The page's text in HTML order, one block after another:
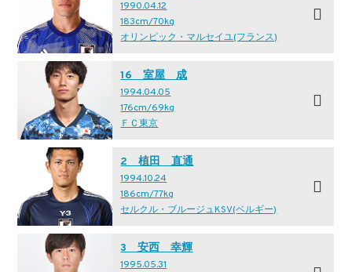
1990.04.12
183cm/70kg
オリンピック・マルセイユ(フランス)
16 室屋 成
1994.04.05
176cm/69kg
ＦＣ東京
2 植田 直通
1994.10.24
186cm/77kg
セルクル・ブルージュKSV(ベルギー)
3 安西 幸輝
1995.05.31